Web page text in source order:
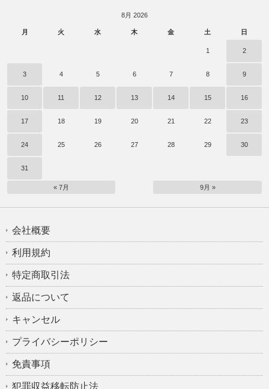
8月 2026
月 火 水 木 金 土 日
1 2
3 4 5 6 7 8 9
10 11 12 13 14 15 16
17 18 19 20 21 22 23
24 25 26 27 28 29 30
31
« 7月 9月 »
会社概要
利用規約
特定商取引法
返品について
キャンセル
プライバシーポリシー
免責事項
犯罪収益移転防止法